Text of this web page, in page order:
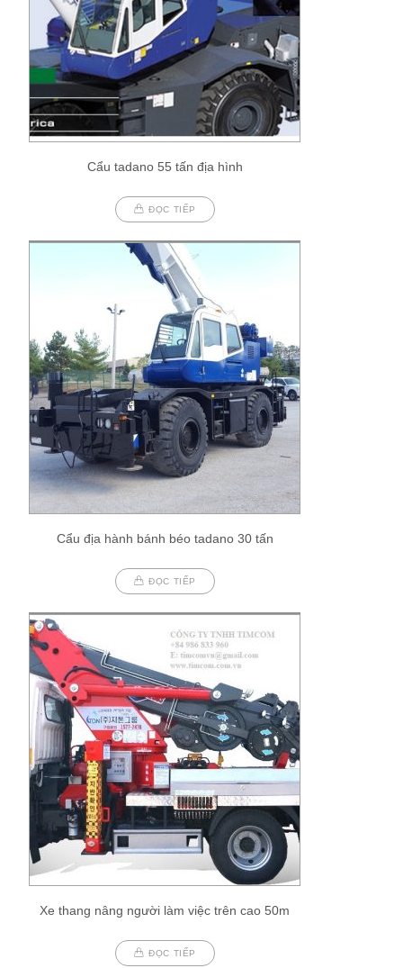
Cẩu tadano 55 tấn địa hình
ĐỌC TIẾP
Cẩu địa hành bánh béo tadano 30 tấn
ĐỌC TIẾP
Xe thang nâng người làm việc trên cao 50m
ĐỌC TIẾP